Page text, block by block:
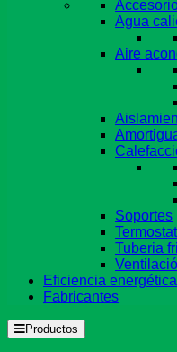
Agua
Aire
Soportes
Tuberia
Eficiencia
Fabricantes
Productos